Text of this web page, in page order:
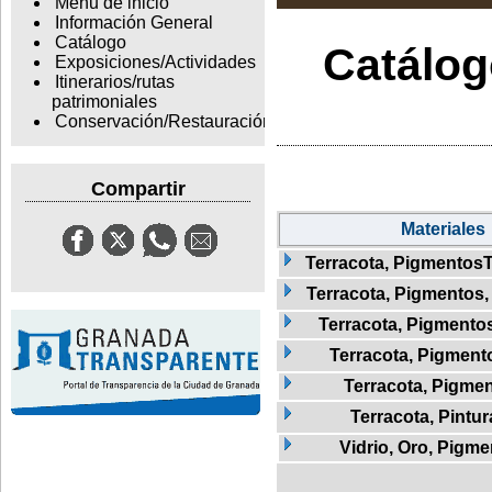
Información General
Catálogo
Exposiciones/Actividades
Itinerarios/rutas
patrimoniales
Conservación/Restauración
Compartir
Materiales
Terracota,
Terracota,
Terracota,
Terracota,
Terracota,
Terracota,
Vidrio, Oro,